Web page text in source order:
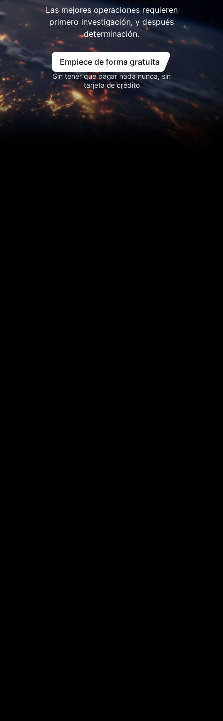
Las mejores operaciones requieren
primero investigación, y después
determinación.
Empiece de forma gratuita
Sin tener que pagar nada nunca, sin
tarjeta de crédito